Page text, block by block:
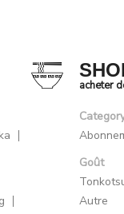
acheter
Goût
Autre